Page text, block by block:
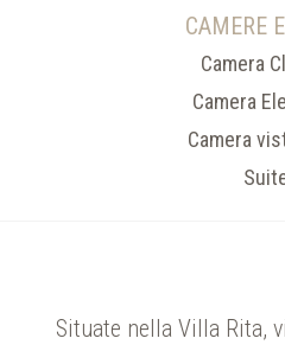
CAMERE
Camera
Camera
Camera
Situate nella Villa Rita,